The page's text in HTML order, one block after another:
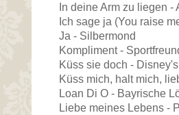
In deine Arm zu liegen -
Ich sage ja (You raise
Ja - Silbermond
Kompliment -
Küss sie doch -
Küss mich, halt mich,
Loan Di O - Bayrische
Liebe meines Lebens -